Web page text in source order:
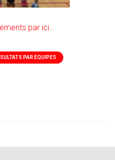
par ici…
PAR ÉQUIPES